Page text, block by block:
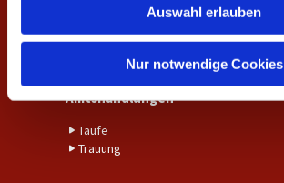
Auswahl erlauben
Nur notwendige Cookies
Kalender
Unser Gemeindebrief
Amtshandlungen
Taufe
Trauung